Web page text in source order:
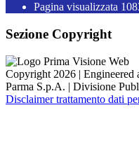
Pagina visualizzata
Sezione Copyright
Copyright 2026 | Engineered
Parma S.p.A. | Divisione
Disclaimer trattamento dati